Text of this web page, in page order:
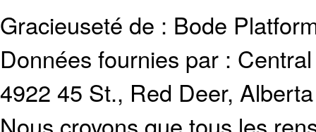
Gracieuseté de : Bode
Données fournies par :
4922 45 St., Red Deer,